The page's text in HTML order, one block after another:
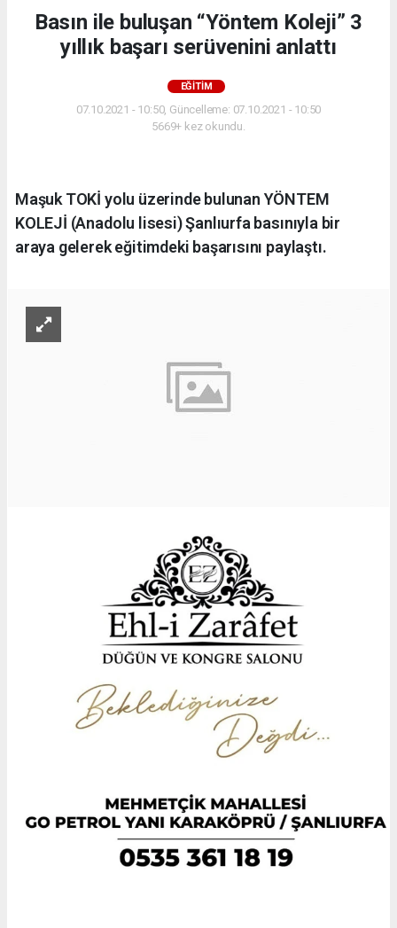
Basın ile buluşan “Yöntem Koleji” 3
yıllık başarı serüvenini anlattı
EĞITIM
07.10.2021 - 10:50, Güncelleme: 07.10.2021 - 10:50
5669+ kez okundu.
Maşuk TOKİ yolu üzerinde bulunan YÖNTEM
KOLEJİ (Anadolu lisesi) Şanlıurfa basınıyla bir
araya gelerek eğitimdeki başarısını paylaştı.